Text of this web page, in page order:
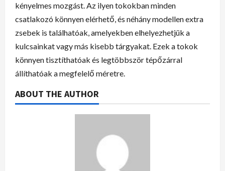
kényelmes mozgást. Az ilyen tokokban minden
csatlakozó könnyen elérhető, és néhány modellen extra
zsebek is találhatóak, amelyekben elhelyezhetjük a
kulcsainkat vagy más kisebb tárgyakat. Ezek a tokok
könnyen tisztíthatóak és legtöbbször tépőzárral
állíthatóak a megfelelő méretre.
ABOUT THE AUTHOR